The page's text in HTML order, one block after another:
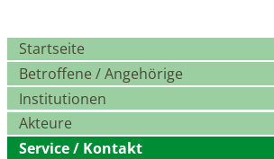
Navigation
überspringen
Startseite
Betroffene / Angehörige
Institutionen
Akteure
Service / Kontakt